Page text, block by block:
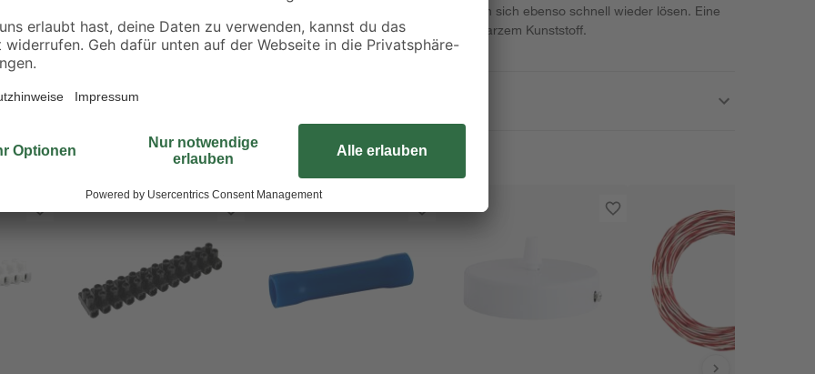
und im Handumdrehen anzuklemmen und lassen sich ebenso schnell wieder lösen. Eine
Packung enthält zehn Lüsterklemmen aus schwarzem Kunststoff.